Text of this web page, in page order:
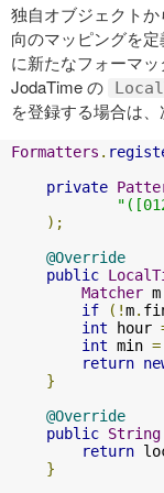
独自オブジェクト
向のマッピングを
に新たなフォーマッ
JodaTime の
を登録する場合は、
Formatters .
private
);
@Override
public
Matcher m
if
(!m.
int hour
int min =
return
}
@Override
public String
return
}